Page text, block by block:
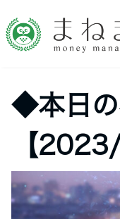
◆本日の
【